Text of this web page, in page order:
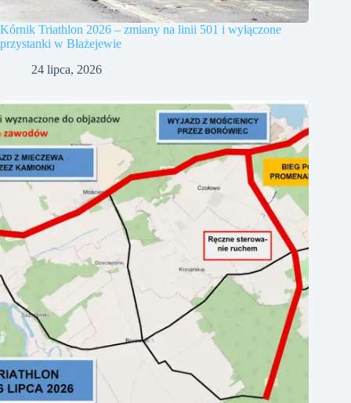
Kórnik Triathlon 2026 – zmiany na linii 501 i wyłączone
przystanki w Błażejewie
24 lipca, 2026